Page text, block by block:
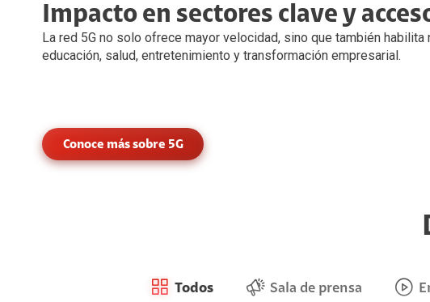
Impacto en sectores clave y
La red 5G no solo ofrece mayor velocidad, sino que también
educación, salud, entretenimiento y transformación empresarial.​
Conoce más sobre 5G
Todos Sala de prensa